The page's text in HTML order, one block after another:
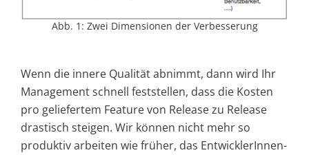
Abb. 1: Zwei Dimensionen der Verbesserung
Wenn die innere Qualität abnimmt, dann wird Ihr
Management schnell feststellen, dass die Kosten
pro geliefertem Feature von Release zu Release
drastisch steigen. Wir können nicht mehr so
produktiv arbeiten wie früher, das EntwicklerInnen-